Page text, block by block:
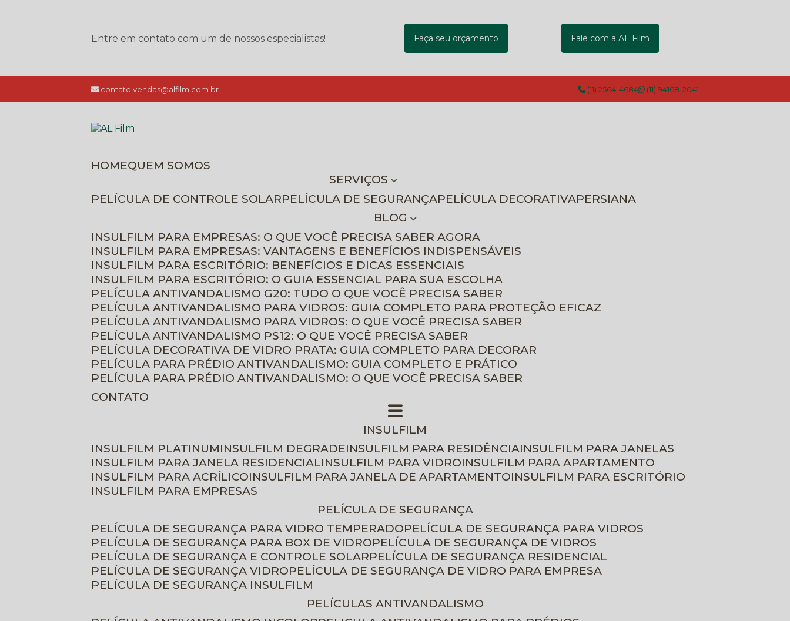
Entre em contato com um de nossos especialistas! Faça seu orçamento Fale com a AL Film
contato.vendas@alfilm.com.br (11) 2564-4684 (11) 94168-2041
HOME
QUEM SOMOS
SERVIÇOS
PELÍCULA DE CONTROLE SOLAR
PELÍCULA DE SEGURANÇA PELÍCULA DECORATIVA
PERSIANA
BLOG
INSULFILM PARA EMPRESAS: O QUE VOCÊ PRECISA SABER AGORA
INSULFILM PARA EMPRESAS: VANTAGENS E BENEFÍCIOS INDISPENSÁVEIS
INSULFILM PARA ESCRITÓRIO: BENEFÍCIOS E DICAS ESSENCIAIS
INSULFILM PARA ESCRITÓRIO: O GUIA ESSENCIAL PARA SUA ESCOLHA
PELÍCULA ANTIVANDALISMO G20: TUDO O QUE VOCÊ PRECISA SABER
PELÍCULA ANTIVANDALISMO PARA VIDROS: GUIA COMPLETO PARA PROTEÇÃO EFICAZ
PELÍCULA ANTIVANDALISMO PARA VIDROS: O QUE VOCÊ PRECISA SABER
PELÍCULA ANTIVANDALISMO PS12: O QUE VOCÊ PRECISA SABER
PELÍCULA DECORATIVA DE VIDRO PRATA: GUIA COMPLETO PARA DECORAR
PELÍCULA PARA PRÉDIO ANTIVANDALISMO: GUIA COMPLETO E PRÁTICO
PELÍCULA PARA PRÉDIO ANTIVANDALISMO: O QUE VOCÊ PRECISA SABER
CONTATO
INSULFILM
INSULFILM PLATINUM INSULFILM DEGRADE INSULFILM PARA RESIDÊNCIA INSULFILM PARA JANELAS
INSULFILM PARA JANELA RESIDENCIAL INSULFILM PARA VIDRO INSULFILM PARA APARTAMENTO
INSULFILM PARA ACRÍLICO INSULFILM PARA JANELA DE APARTAMENTO INSULFILM PARA ESCRITÓRIO
INSULFILM PARA EMPRESAS
PELÍCULA DE SEGURANÇA
PELÍCULA DE SEGURANÇA PARA VIDRO TEMPERADO
PELÍCULA DE SEGURANÇA PARA VIDROS
PELÍCULA DE SEGURANÇA PARA BOX DE VIDRO
PELÍCULA DE SEGURANÇA DE VIDROS
PELÍCULA DE SEGURANÇA E CONTROLE SOLAR
PELÍCULA DE SEGURANÇA RESIDENCIAL
PELÍCULA DE SEGURANÇA VIDRO
PELÍCULA DE SEGURANÇA DE VIDRO PARA EMPRESA
PELÍCULA DE SEGURANÇA INSULFILM
PELÍCULAS ANTIVANDALISMO